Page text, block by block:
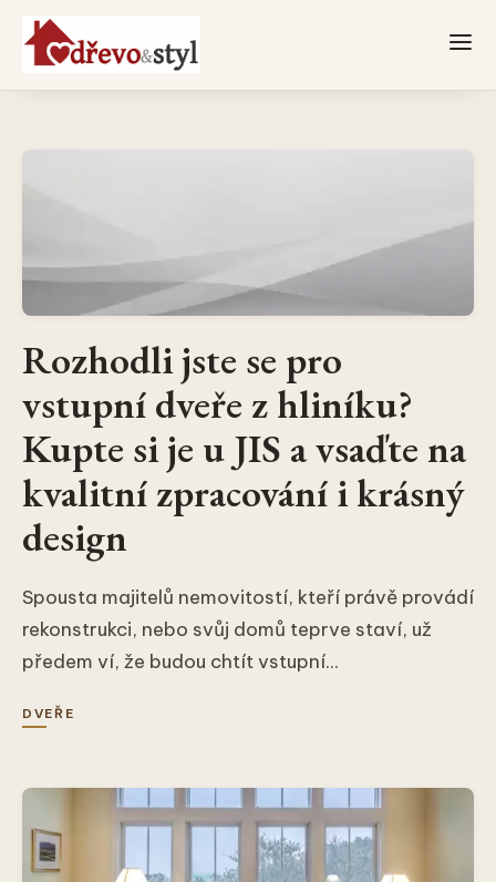
Rozhodli jste se pro
vstupní dveře z hliníku?
Kupte si je u JIS a vsaďte na
kvalitní zpracování i krásný
design
Spousta majitelů nemovitostí, kteří právě provádí
rekonstrukci, nebo svůj domů teprve staví, už
předem ví, že budou chtít vstupní...
DVEŘE